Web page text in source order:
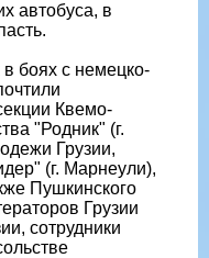
автобуса, в
боях с немецко-
Квемо-
"Родник" (г.
Грузии,
(г. Марнеули),
Пушкинского
Грузии
сотрудники